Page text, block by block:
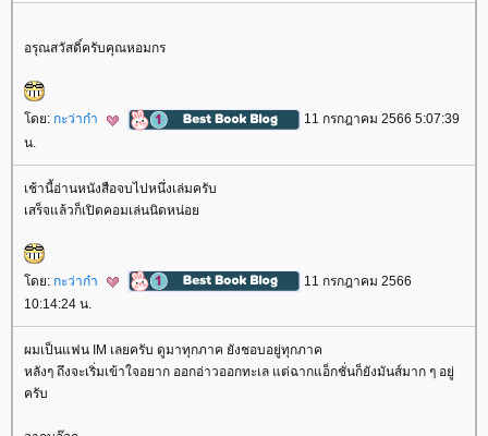
อรุณสวัสดิ์ครับคุณหอมกร
ดย: กะว่าก๋า
11 กรกฎาคม 2566 5:07:39
น.
เช้านี้อ่านหนังสือจบไปหนึ่งเล่มครับ
เสร็จแล้วก็เปิดคอมเล่นนิดหน่อ
ดย: กะว่าก๋า
11 กรกฎาคม 2566
10:14:24 น.
ผมเป็นแฟน IM เลยครับ ดูมาทุกภาค ยังชอบอยู่ทุกภาค
หลังๆ ถึงจะเริ่มเข้าใจอยาก ออกอ่าวออกทะเล แต่ฉากแอ็กชั่นก็ยังมันส์มาก ๆ อยู่
ครับ